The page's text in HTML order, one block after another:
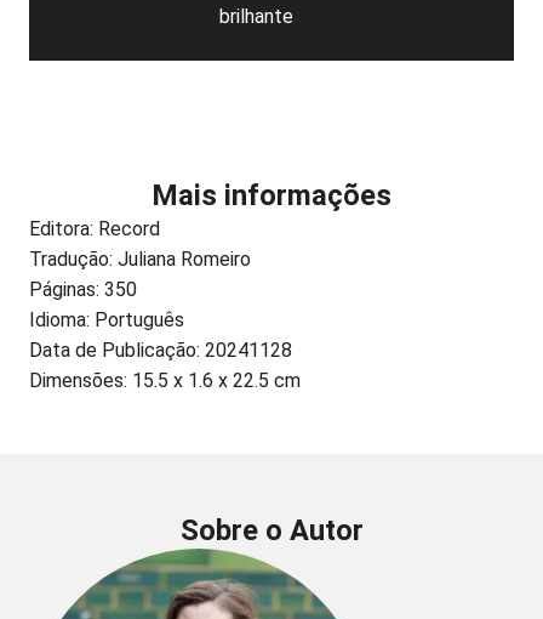
brilhante
Mais informações
Editora: Record
Tradução: Juliana Romeiro
Páginas: 350
Idioma: Português
Data de Publicação: 20241128
Dimensões: 15.5 x 1.6 x 22.5 cm
Sobre o Autor